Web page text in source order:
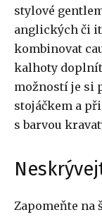
stylové
anglických či
kombinovat
kalhoty
možností je si
stojáčkem a
s barvou
Zapomeňte